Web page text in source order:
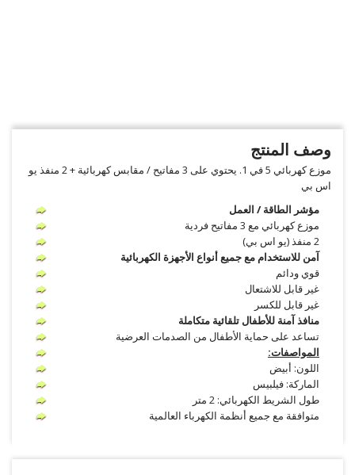
وصف المنتج
موزع كهربائي 5 في 1. يحتوي على 3 مفاتيح / مقابس كهربائية + 2 منفذ يو
اس بي
مؤشر الطاقة / العمل
موزع كهربائي مع 3 مفاتيح فردية
2 منفذ (يو اس بي)
آمن للاستخدام مع جميع أنواع الأجهزة الكهربائية
قوي ودائم
غير قابل للاشتعال
غير قابل للكسر
منافذ آمنة للأطفال تلقائية متكاملة
تساعد على حماية الأطفال من الصدمات العرضية
المواصفات:
اللون: أبيض
الماركة: فيلبيس
طول الشريط الكهربائي: 2 متر
متوافقة مع جميع أنظمة الكهرباء العالمية